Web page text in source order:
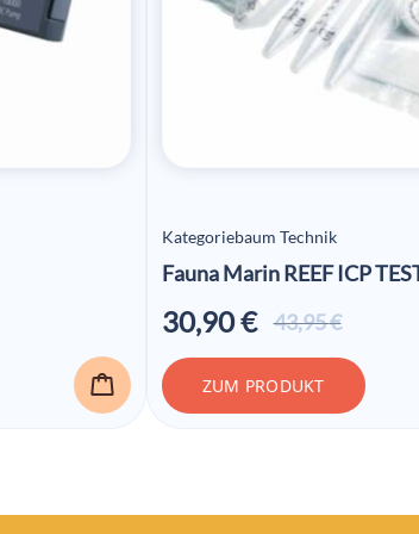
Kategoriebaum Technik
Fauna Marin REEF ICP
43,95€
43,95 €
30,90€
Aktueller
30,90 €.
ZUM PRODUKT